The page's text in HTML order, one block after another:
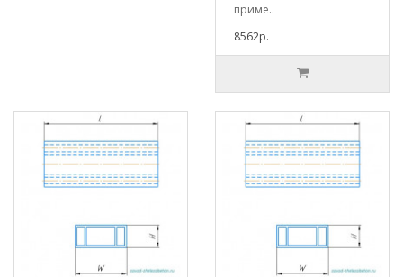
приме..
8562р.